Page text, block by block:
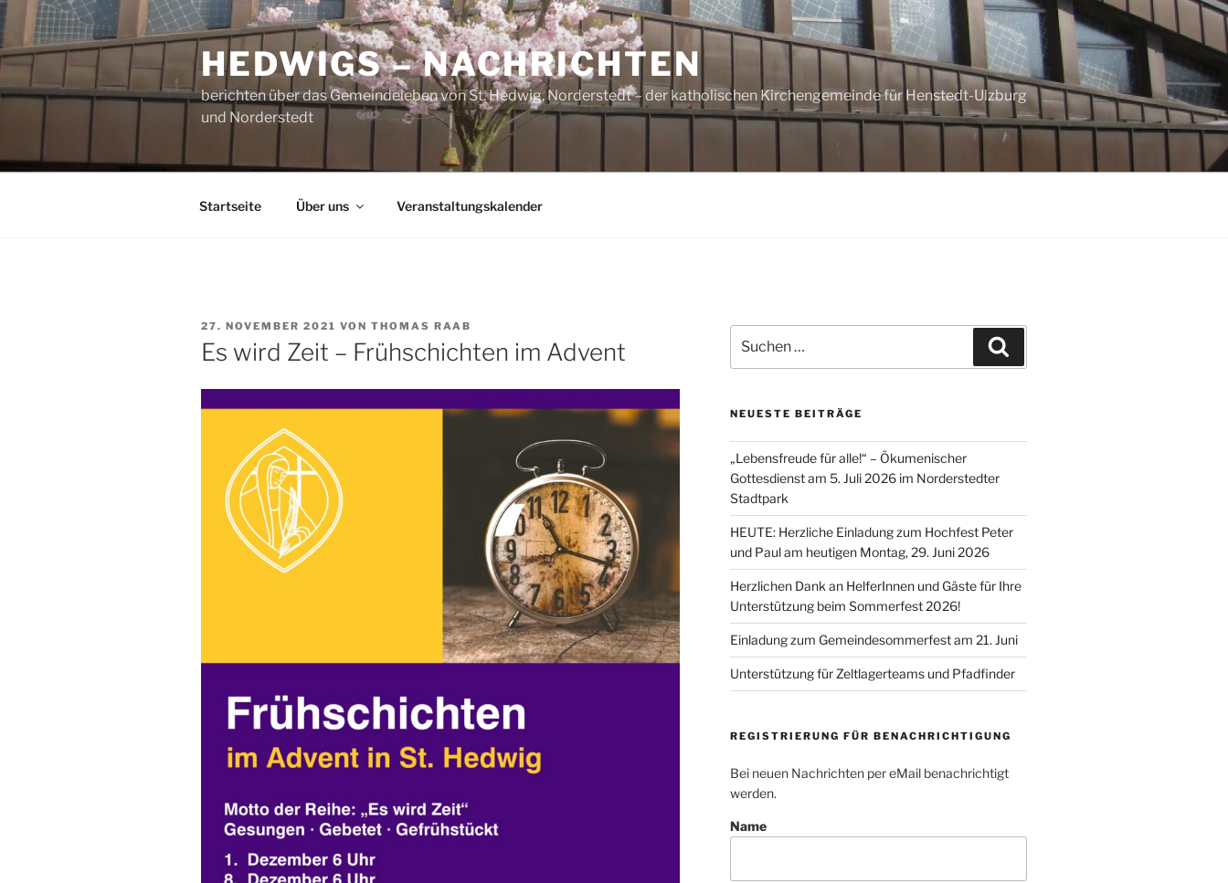
Zum
Inhalt
springen
HEDWIGS – NACHRICHTEN
berichten über das Gemeindeleben von St. Hedwig, Norderstedt – der katholischen Kirchengemeinde für Henstedt-Ulzburg
und Norderstedt
Startseite Über uns Veranstaltungskalender
VERÖFFENTLICHT
AM
27. NOVEMBER 2021 VON THOMAS RAAB
Es wird Zeit – Frühschichten im Advent
nach:
NEUESTE BEITRÄGE
„Lebensfreude für alle!“ – Ökumenischer
Gottesdienst am 5. Juli 2026 im Norderstedter
Stadtpark
HEUTE: Herzliche Einladung zum Hochfest Peter
und Paul am heutigen Montag, 29. Juni 2026
Herzlichen Dank an HelferInnen und Gäste für Ihre
Unterstützung beim Sommerfest 2026!
Einladung zum Gemeindesommerfest am 21. Juni
Unterstützung für Zeltlagerteams und Pfadfinder
REGISTRIERUNG FÜR BENACHRICHTIGUNG
Bei neuen Nachrichten per eMail benachrichtigt
werden.
Name